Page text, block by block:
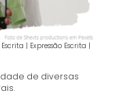
| Expressão Escrita |
de diversas